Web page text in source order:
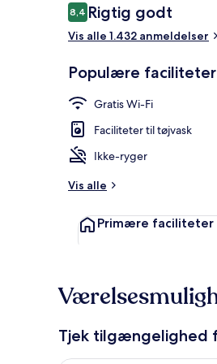
Anmeldelser
8,48,4 ud af 10.
Rigtig godt
Vis alle 1.432 anmeldelser
Populære faciliteter
Gratis Wi-Fi
Faciliteter til tøjvask
Ikke-ryger
Vis alle
Primære faciliteter
Tjek tilgængelighed